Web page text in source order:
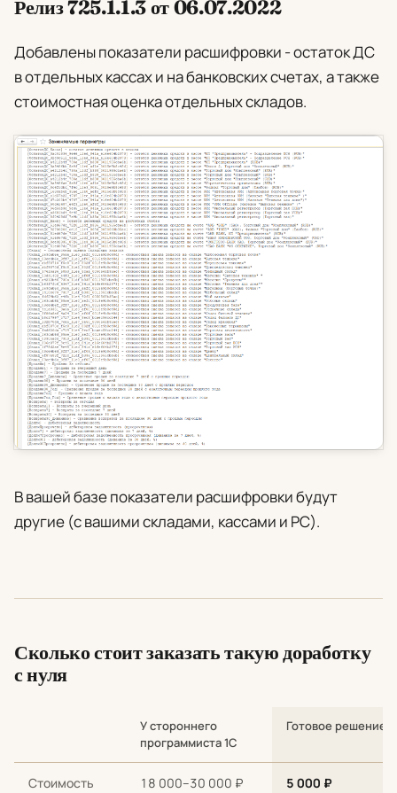
Релиз 725.1.1.3 от 06.07.2022
Добавлены показатели расшифровки - остаток ДС
в отдельных кассах и на банковских счетах, а также
стоимостная оценка отдельных складов.
В вашей базе показатели расшифровки будут
другие (с вашими складами, кассами и РС).
Сколько стоит заказать такую доработку
с нуля
У стороннего
программиста 1С
Готовое решение
Стоимость 18 000–30 000 ₽ 5 000 ₽